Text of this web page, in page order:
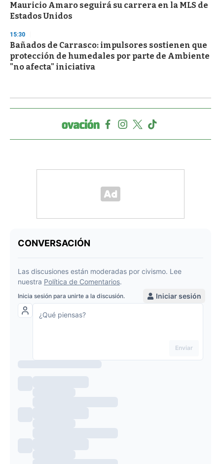
Mauricio Amaro seguirá su carrera en la MLS de
Estados Unidos
15:30
Bañados de Carrasco: impulsores sostienen que
protección de humedales por parte de Ambiente
"no afecta" iniciativa